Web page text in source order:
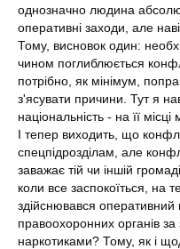
однозначно людина
оперативні заходи, але
Тому, висновок один:
чином поглиблюється
потрібно, як мінімум,
з'ясувати причини. Тут я
національність - на її
І тепер виходить, що
спецпідрозділам, але
заважає тій чи іншій
коли все заспокоїться, на
здійснювався оперативний
правоохоронних органів
наркотиками? Тому, як і